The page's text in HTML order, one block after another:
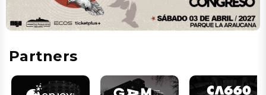
Partners